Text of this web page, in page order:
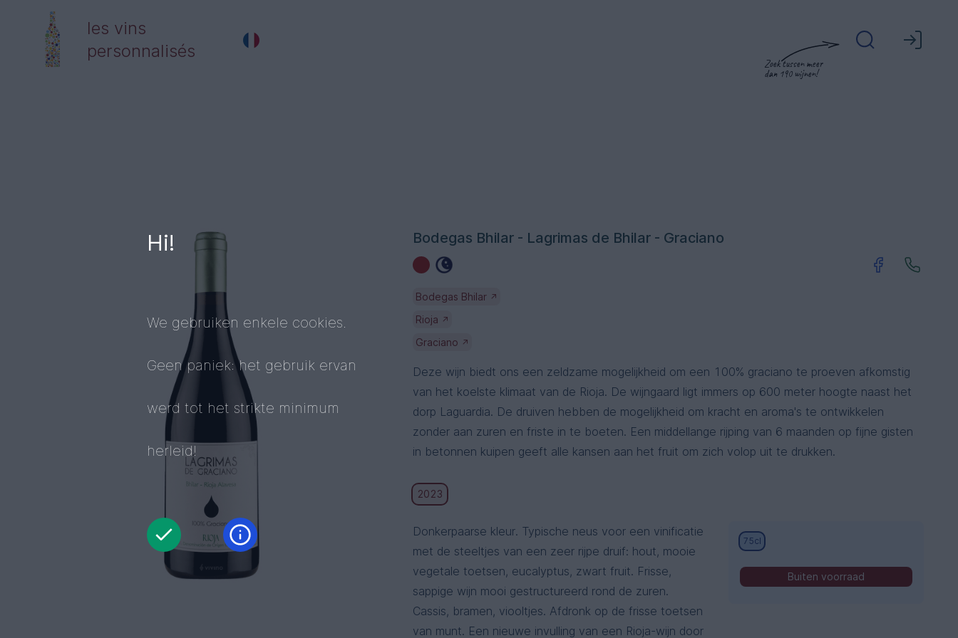
les vins
personnalisés
Zoek tussen meer
dan 190 wijnen!
Bodegas Bhilar - Lagrimas de Bhilar - Graciano
Bodegas Bhilar ↗
Rioja ↗
Graciano ↗
Deze wijn biedt ons een zeldzame mogelijkheid om een 100% graciano te proeven afkomstig
van het koelste klimaat van de Rioja. De wijngaard ligt immers op 600 meter hoogte naast het
dorp Laguardia. De druiven hebben de mogelijkheid om kracht en aroma's te ontwikkelen
zonder aan zuren en friste in te boeten. Een middellange rijping van 6 maanden op fijne gisten
in betonnen kuipen geeft alle kansen aan het fruit om zich volop uit te drukken.
2023
Donkerpaarse kleur. Typische neus voor een vinificatie
met de steeltjes van een zeer rijpe druif: hout, mooie
vegetale toetsen, eucalyptus, zwart fruit. Frisse,
sappige wijn mooi gestructureerd rond de zuren.
Cassis, bramen, viooltjes. Afdronk op de frisse toetsen
van munt. Een nieuwe invulling van een Rioja-wijn door
75cl
Buiten voorraad
Hi!
We gebruiken enkele cookies.
Geen paniek: het gebruik ervan
werd tot het strikte minimum
herleid!